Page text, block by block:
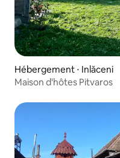
Hébergement ⋅ Inlăceni
Maison d'hôtes Pitvaros